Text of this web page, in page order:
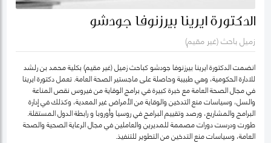
الدكتورة ايرينا بيرزنوفا جودشو
زميل باحث (غير مقيم)
انضمت الدكتورة ايرينا بيرزنوفا جودشو كباحث زميل (غير مقيم) بكلية محمد بن رلشد
للادارة الحكومية، وهي طبيبة وحاصلة على ماجستير الصحة العامة. تعمل دكتورة ايرينا
في مجال الصحة العامة مع خبرة كبيرة في برامج الوقاية من فيروس نقص المناعة
والسل، وسياسات منع التدخين والوقاية من الأمراض غير المعدية، وكذلك في إدارة
البرامج والمشاريع، ورصد وتقييم البرامج في روسيا وأوروبا و رابطة الدول المستقلة.
طورت ودرست دورات مصممة للمديرين والعاملين في مجال الرعاية الصحية والصحة
العامة، وسياسات منع التدخين من التطوير للتنفيذ.